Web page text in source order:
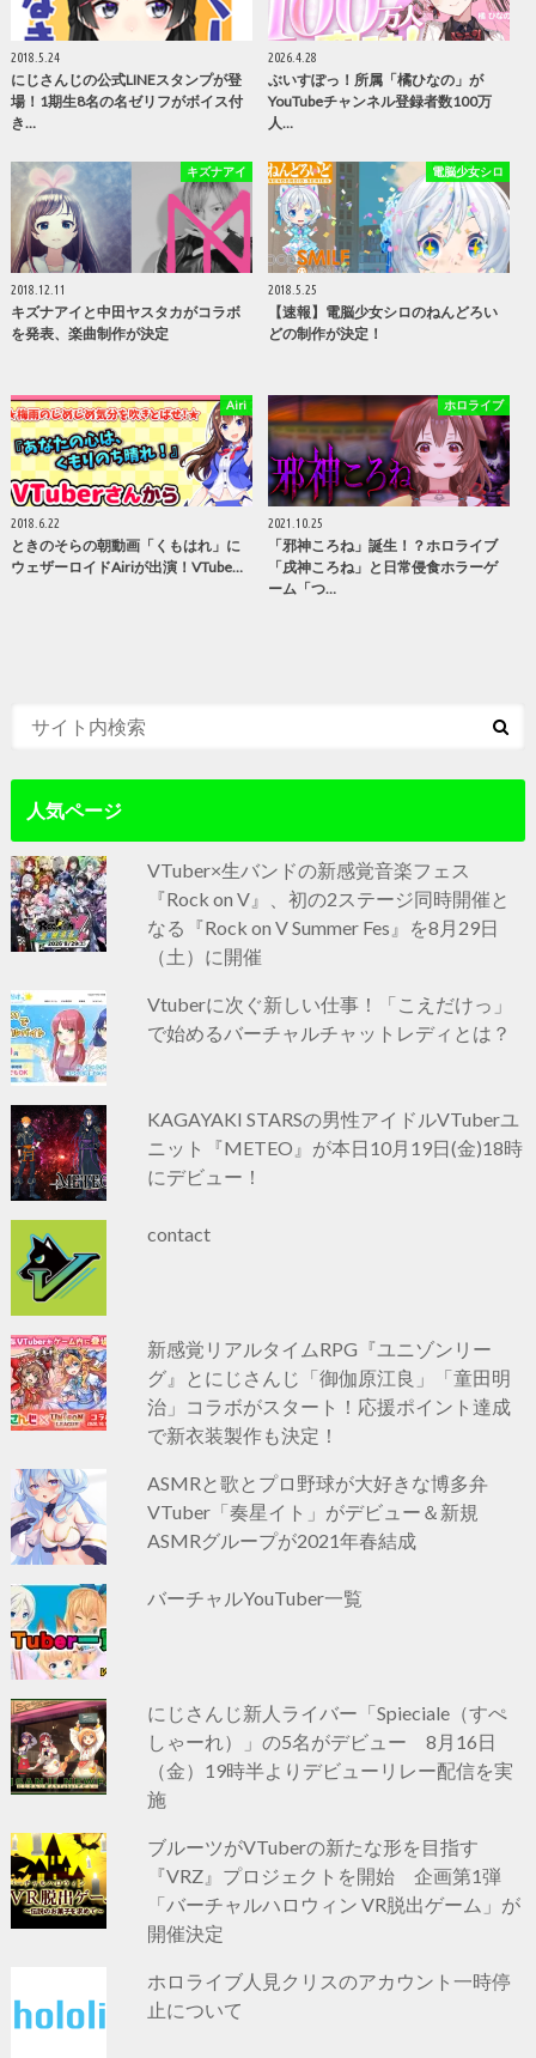
2018.5.24
にじさんじの公式LINEスタンプが登
場！1期生8名の名ゼリフがボイス付
き…
2026.4.28
ぶいすぽっ！所属「橘ひなの」が
YouTubeチャンネル登録者数100万
人…
キズナアイ
2018.12.11
キズナアイと中田ヤスタカがコラボ
を発表、楽曲制作が決定
電脳少女シロ
2018.5.25
【速報】電脳少女シロのねんどろい
どの制作が決定！
Airi
2018.6.22
ときのそらの朝動画「くもはれ」に
ウェザーロイドAiriが出演！VTube…
ホロライブ
2021.10.25
「邪神ころね」誕生！？ホロライブ
「戌神ころね」と日常侵食ホラーゲ
ーム「つ…
人気ページ
VTuber×生バンドの新感覚音楽フェス
『Rock on V』、初の2ステージ同時開催と
なる『Rock on V Summer Fes』を8月29日
（土）に開催
Vtuberに次ぐ新しい仕事！「こえだけっ」
で始めるバーチャルチャットレディとは？
KAGAYAKI STARSの男性アイドルVTuberユ
ニット『METEO』が本日10月19日(金)18時
にデビュー！
contact
新感覚リアルタイムRPG『ユニゾンリー
グ』とにじさんじ「御伽原江良」「童田明
治」コラボがスタート！応援ポイント達成
で新衣装製作も決定！
ASMRと歌とプロ野球が大好きな博多弁
VTuber「奏星イト」がデビュー＆新規
ASMRグループが2021年春結成
バーチャルYouTuber一覧
にじさんじ新人ライバー「Spieciale（すぺ
しゃーれ）」の5名がデビュー 8月16日
（金）19時半よりデビューリレー配信を実
施
ブルーツがVTuberの新たな形を目指す
『VRZ』プロジェクトを開始 企画第1弾
「バーチャルハロウィン VR脱出ゲーム」が
開催決定
ホロライブ人見クリスのアカウント一時停
止について